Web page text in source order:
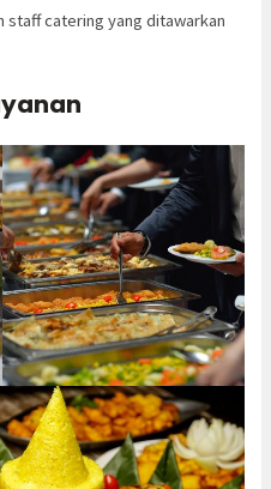
staff catering yang ditawarkan